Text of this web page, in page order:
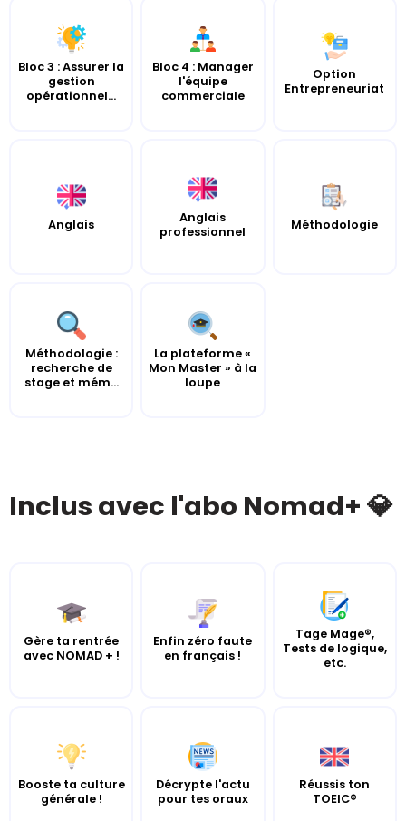
Bloc 3 : Assurer la
gestion
opérationnel...
Bloc 4 : Manager
l'équipe
commerciale
Option
Entrepreneuriat
Anglais
Anglais
professionnel
Méthodologie
Méthodologie :
recherche de
stage et mém...
La plateforme «
Mon Master » à la
loupe
Inclus avec l'abo Nomad+ 💎
Gère ta rentrée
avec NOMAD + !
Enfin zéro faute
en français !
Tage Mage®,
Tests de logique,
etc.
Booste ta culture
générale !
Décrypte l'actu
pour tes oraux
Réussis ton
TOEIC®